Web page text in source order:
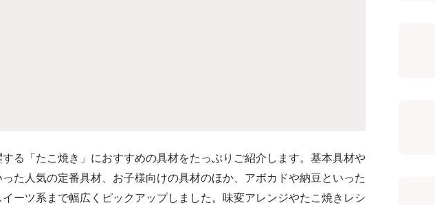
る「たこ焼き」におすすめの具材をたっぷりご紹介します。基本具材や
た人気の定番具材、お子様向けの具材のほか、アボカドや納豆といった
ーツ系まで幅広くピックアップしました。味変アレンジやたこ焼きレシ